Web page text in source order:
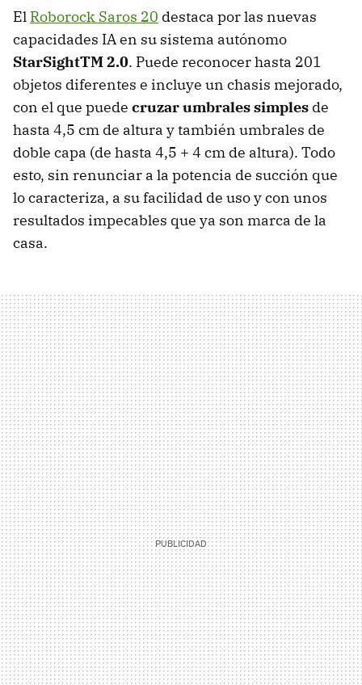
El Roborock Saros 20 destaca por las nuevas
capacidades IA en su sistema autónomo
StarSightTM 2.0. Puede reconocer hasta 201
objetos diferentes e incluye un chasis mejorado,
con el que puede cruzar umbrales simples de
hasta 4,5 cm de altura y también umbrales de
doble capa (de hasta 4,5 + 4 cm de altura). Todo
esto, sin renunciar a la potencia de succión que
lo caracteriza, a su facilidad de uso y con unos
resultados impecables que ya son marca de la
casa.